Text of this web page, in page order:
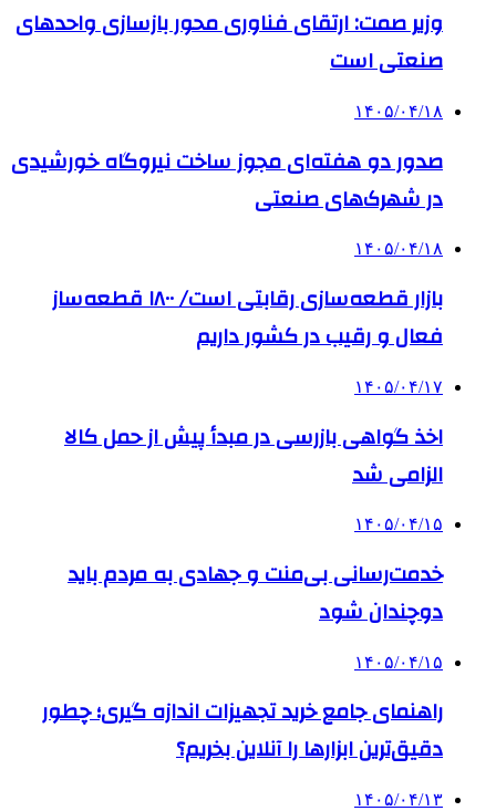
وزیر صمت: ارتقای فناوری محور بازسازی واحدهای
صنعتی است
۱۴۰۵/۰۴/۱۸
صدور دو هفته‌ای مجوز ساخت نیروگاه خورشیدی
در شهرک‌های صنعتی
۱۴۰۵/۰۴/۱۸
بازار قطعه‌سازی رقابتی است/ ۱۸۰۰ قطعه‌ساز
فعال و رقیب در کشور داریم
۱۴۰۵/۰۴/۱۷
اخذ گواهی بازرسی در مبدأ پیش از حمل کالا
الزامی شد
۱۴۰۵/۰۴/۱۵
خدمت‌رسانی بی‌منت و جهادی به مردم باید
دوچندان شود
۱۴۰۵/۰۴/۱۵
راهنمای جامع خرید تجهیزات اندازه گیری؛ چطور
دقیق‌ترین ابزارها را آنلاین بخریم؟
۱۴۰۵/۰۴/۱۳